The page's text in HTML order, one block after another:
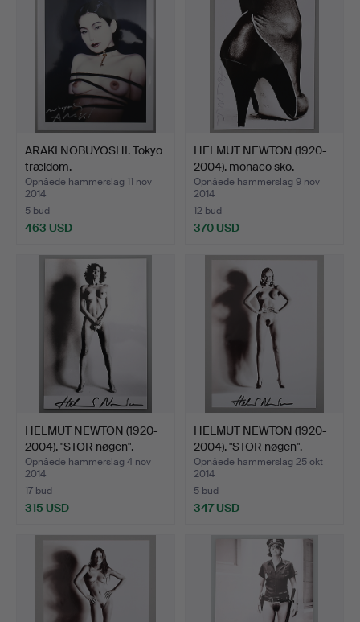
ARAKI NOBUYOSHI. Tokyo
trældom.
Opnåede hammerslag 11 nov
2014
5 bud
463 USD
HELMUT NEWTON (1920-
2004). monaco sko.
Opnåede hammerslag 9 nov
2014
12 bud
370 USD
HELMUT NEWTON (1920-
2004). "STOR nøgen".
Opnåede hammerslag 4 nov
2014
17 bud
315 USD
HELMUT NEWTON (1920-
2004). "STOR nøgen".
Opnåede hammerslag 25 okt
2014
5 bud
347 USD